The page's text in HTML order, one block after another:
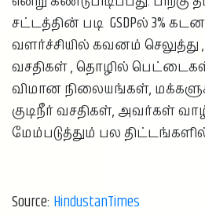
சட்டத்தின் படி GSDPல் 3%
வளர்ச்சியில் கவனம்
வசதிகள் , தொழில்
விமான நிலையங்கள்,
குடிநீர் வசதிகள், அவர்கள்
மேம்படுத்தும் பல
Source: HindustanTimes